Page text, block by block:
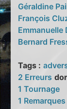
Géraldine
François
Emmanuelle
Bernard
Tags :
2 Erreurs
1 Tournage
1 Remarques